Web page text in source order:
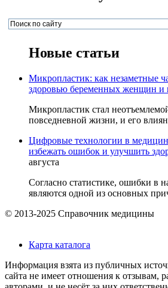
Новые статьи
Микропластик: как незаметные
здоровью беременных женщин и
Микропластик стал
повседневной жизни, и его
Цифровые технологии в
избежать ошибок и улучшить
августа
Согласно статистике, ошибки в
являются одной из основных
© 2013-2025 Справочник медицины
Карта каталога
Информация взята из публичных
сайта не имеет отношения к отзывам,